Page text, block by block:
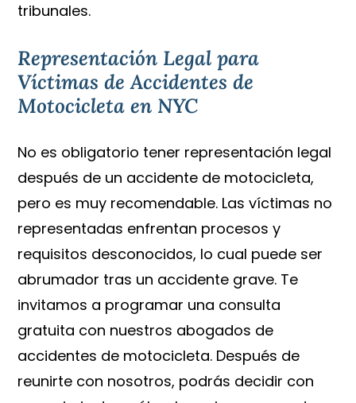
tribunales.
Representación Legal para
Víctimas de Accidentes de
Motocicleta en NYC
No es obligatorio tener representación legal
después de un accidente de motocicleta,
pero es muy recomendable. Las víctimas no
representadas enfrentan procesos y
requisitos desconocidos, lo cual puede ser
abrumador tras un accidente grave. Te
invitamos a programar una consulta
gratuita con nuestros abogados de
accidentes de motocicleta. Después de
reunirte con nosotros, podrás decidir con